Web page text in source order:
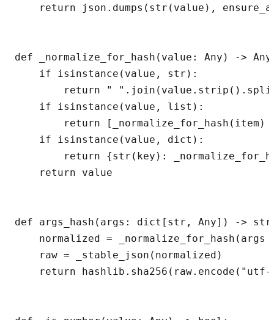
return json.dumps(str(value),
def _normalize_for_hash(value: Any) ->
    if isinstance(value, str):
return "
    if isinstance(value, list):
return [_normalize_for_hash(item)
    if isinstance(value, dict):
return {str(key):
    return value
def args_hash(args: dict[str, Any]) ->
normalized = _normalize_for_hash(args
    raw = _stable_json(normalized)
return